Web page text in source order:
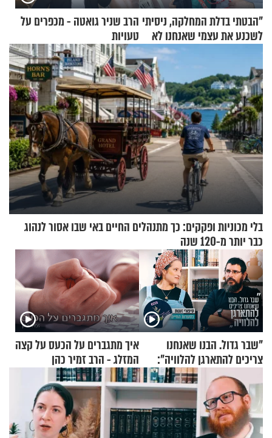
"הבטתי בדלת המחלקה, ניסיתי
לשכנע את עצמי שאנחנו לא
שייכים לשם"
הרב שניר גואטה - מכפרים על
טעויות
בלי מכוניות ופקקים: כך מתנהלים החיים באי שבו אסור לנהוג
כבר יותר מ-120 שנה
"שבר גדול. הבנו שאנחנו
צריכים להתארגן להלוויה":
זוגיות במבחן, הפעם עם מרים
וגד דנינו
איך מתגברים על הכעס על קצה
המזלג - הרב זמיר כהן